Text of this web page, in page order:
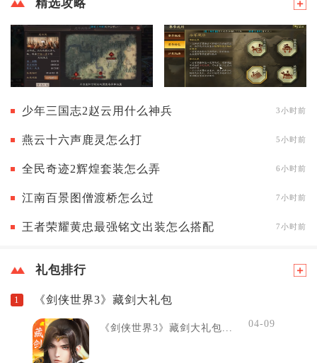
精选攻略
少年三国志2赵云用什么神兵 3小时前
燕云十六声鹿灵怎么打 5小时前
全民奇迹2辉煌套装怎么弄 6小时前
江南百景图僧渡桥怎么过 7小时前
王者荣耀黄忠最强铭文出装怎么搭配 7小时前
礼包排行
1 《剑侠世界3》藏剑大礼包
《剑侠世界3》藏剑大礼包... 04-09